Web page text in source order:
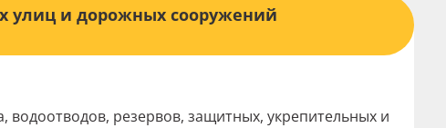
улиц и дорожных сооружений
резервов, защитных, укрепительных и